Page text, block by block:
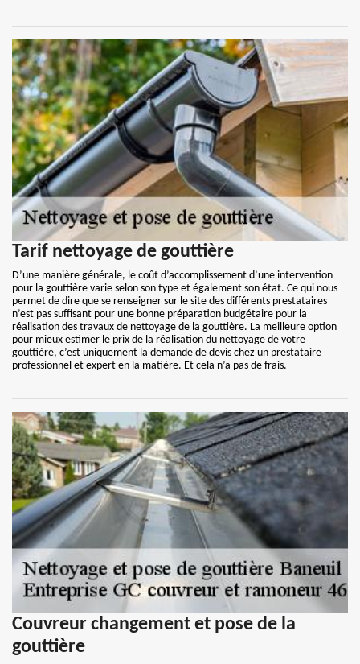
Tarif nettoyage de gouttière
D’une manière générale, le coût d’accomplissement d’une intervention
pour la gouttière varie selon son type et également son état. Ce qui nous
permet de dire que se renseigner sur le site des différents prestataires
n’est pas suffisant pour une bonne préparation budgétaire pour la
réalisation des travaux de nettoyage de la gouttière. La meilleure option
pour mieux estimer le prix de la réalisation du nettoyage de votre
gouttière, c’est uniquement la demande de devis chez un prestataire
professionnel et expert en la matière. Et cela n’a pas de frais.
Couvreur changement et pose de la
gouttière